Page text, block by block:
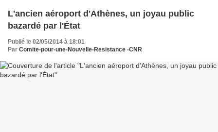
L'ancien aéroport d'Athènes, un joyau public
bazardé par l'État
Publié le 02/05/2014 à 18:01
Par Comite-pour-une-Nouvelle-Resistance -CNR